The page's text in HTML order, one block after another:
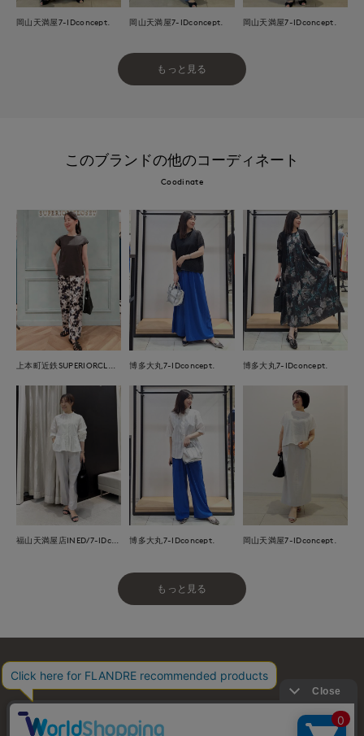
岡山天満屋7-IDconcept. 岡山天満屋7-IDconcept. 岡山天満屋7-IDconcept.
もっと見る
このブランドの他のコーディネート
Coodinate
博多大丸7-IDconcept. 博多大丸7-IDconcept.
博多大丸7-IDconcept. 岡山天満屋7-IDconcept.
もっと見る
お問い合わせ 利用規約 プライバシーポリシー